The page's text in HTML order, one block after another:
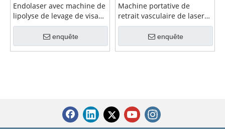
Endolaser avec machine de
lipolyse de levage de visage
de thérapie vasculaire de
laser de la fibre
980+1470nm
enquête
Machine portative de
retrait vasculaire de laser
de la diode 980nm
enquête